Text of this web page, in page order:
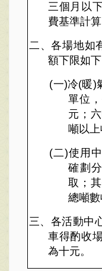
三個月以
費基準計算
二、各場地如
額下限如下
(一)冷(暖)
單位
元；
噸以上
(二)使用
確劃
取；
總噸數
三、各活動中
車得酌收
為十元。